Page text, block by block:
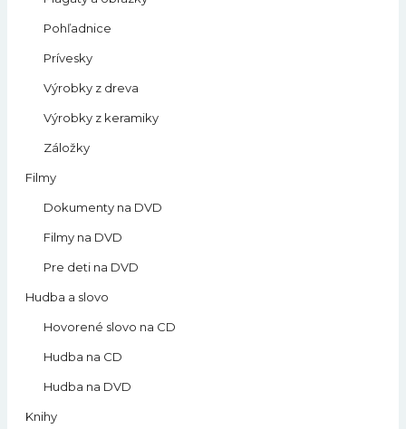
Pohľadnice
Prívesky
Výrobky z dreva
Výrobky z keramiky
Záložky
Filmy
Dokumenty na DVD
Filmy na DVD
Pre deti na DVD
Hudba a slovo
Hovorené slovo na CD
Hudba na CD
Hudba na DVD
Knihy